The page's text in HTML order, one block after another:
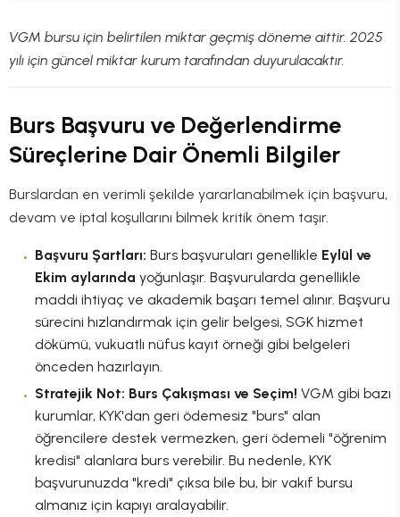
VGM bursu için belirtilen miktar geçmiş döneme aittir. 2025
yılı için güncel miktar kurum tarafından duyurulacaktır.
Burs Başvuru ve Değerlendirme
Süreçlerine Dair Önemli Bilgiler
Burslardan en verimli şekilde yararlanabilmek için başvuru,
devam ve iptal koşullarını bilmek kritik önem taşır.
Başvuru Şartları: Burs başvuruları genellikle Eylül ve
Ekim aylarında yoğunlaşır. Başvurularda genellikle
maddi ihtiyaç ve akademik başarı temel alınır. Başvuru
sürecini hızlandırmak için gelir belgesi, SGK hizmet
dökümü, vukuatlı nüfus kayıt örneği gibi belgeleri
önceden hazırlayın.
Stratejik Not: Burs Çakışması ve Seçim! VGM gibi bazı
kurumlar, KYK'dan geri ödemesiz "burs" alan
öğrencilere destek vermezken, geri ödemeli "öğrenim
kredisi" alanlara burs verebilir. Bu nedenle, KYK
başvurunuzda "kredi" çıksa bile bu, bir vakıf bursu
almanız için kapıyı aralayabilir.